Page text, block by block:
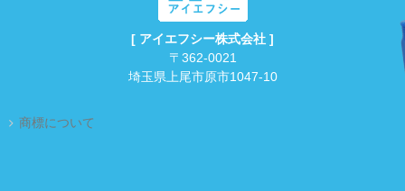
[ アイエフシー株式会社 ]
〒362-0021
埼玉県上尾市原市1047-10
商標について